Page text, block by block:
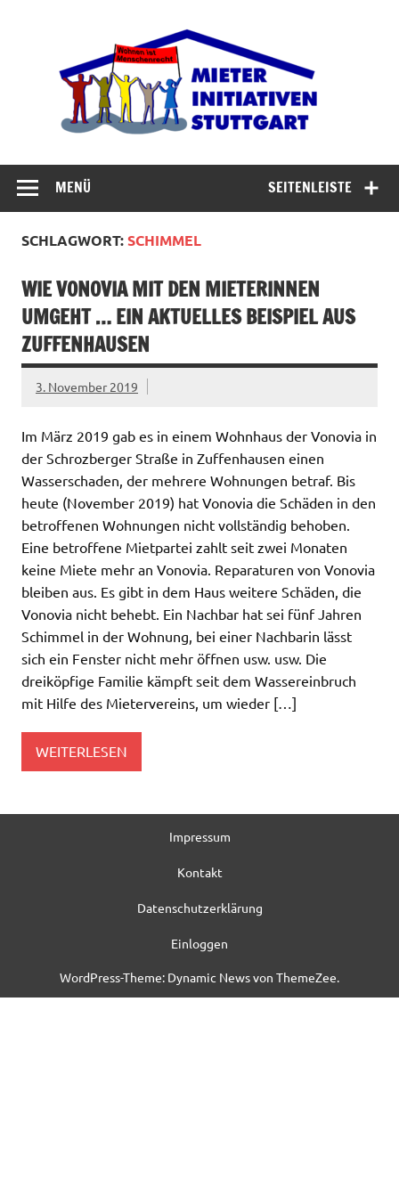
verteidigen
SEITENLEISTE
MENÜ
SCHLAGWORT:SCHIMMEL
WIE VONOVIA MIT DEN MIETERINNEN
UMGEHT … EIN AKTUELLES BEISPIEL AUS
ZUFFENHAUSEN
3. November 2019
Im März 2019 gab es in einem Wohnhaus der Vonovia in
der Schrozberger Straße in Zuffenhausen einen
Wasserschaden, der mehrere Wohnungen betraf. Bis
heute (November 2019) hat Vonovia die Schäden in den
betroffenen Wohnungen nicht vollständig behoben.
Eine betroffene Mietpartei zahlt seit zwei Monaten
keine Miete mehr an Vonovia. Reparaturen von Vonovia
bleiben aus. Es gibt in dem Haus weitere Schäden, die
Vonovia nicht behebt. Ein Nachbar hat sei fünf Jahren
Schimmel in der Wohnung, bei einer Nachbarin lässt
sich ein Fenster nicht mehr öffnen usw. usw. Die
dreiköpfige Familie kämpft seit dem Wassereinbruch
mit Hilfe des Mietervereins, um wieder […]
WEITERLESEN
Impressum
Kontakt
Datenschutzerklärung
Einloggen
WordPress-Theme: Dynamic News von ThemeZee.